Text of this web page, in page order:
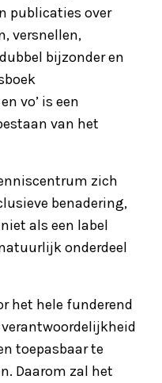
publicaties over
versnellen,
bijzonder en
vo’ is een
van het
zich
benadering,
als een label
onderdeel
het hele funderend
toepasbaar te
Daarom zal het